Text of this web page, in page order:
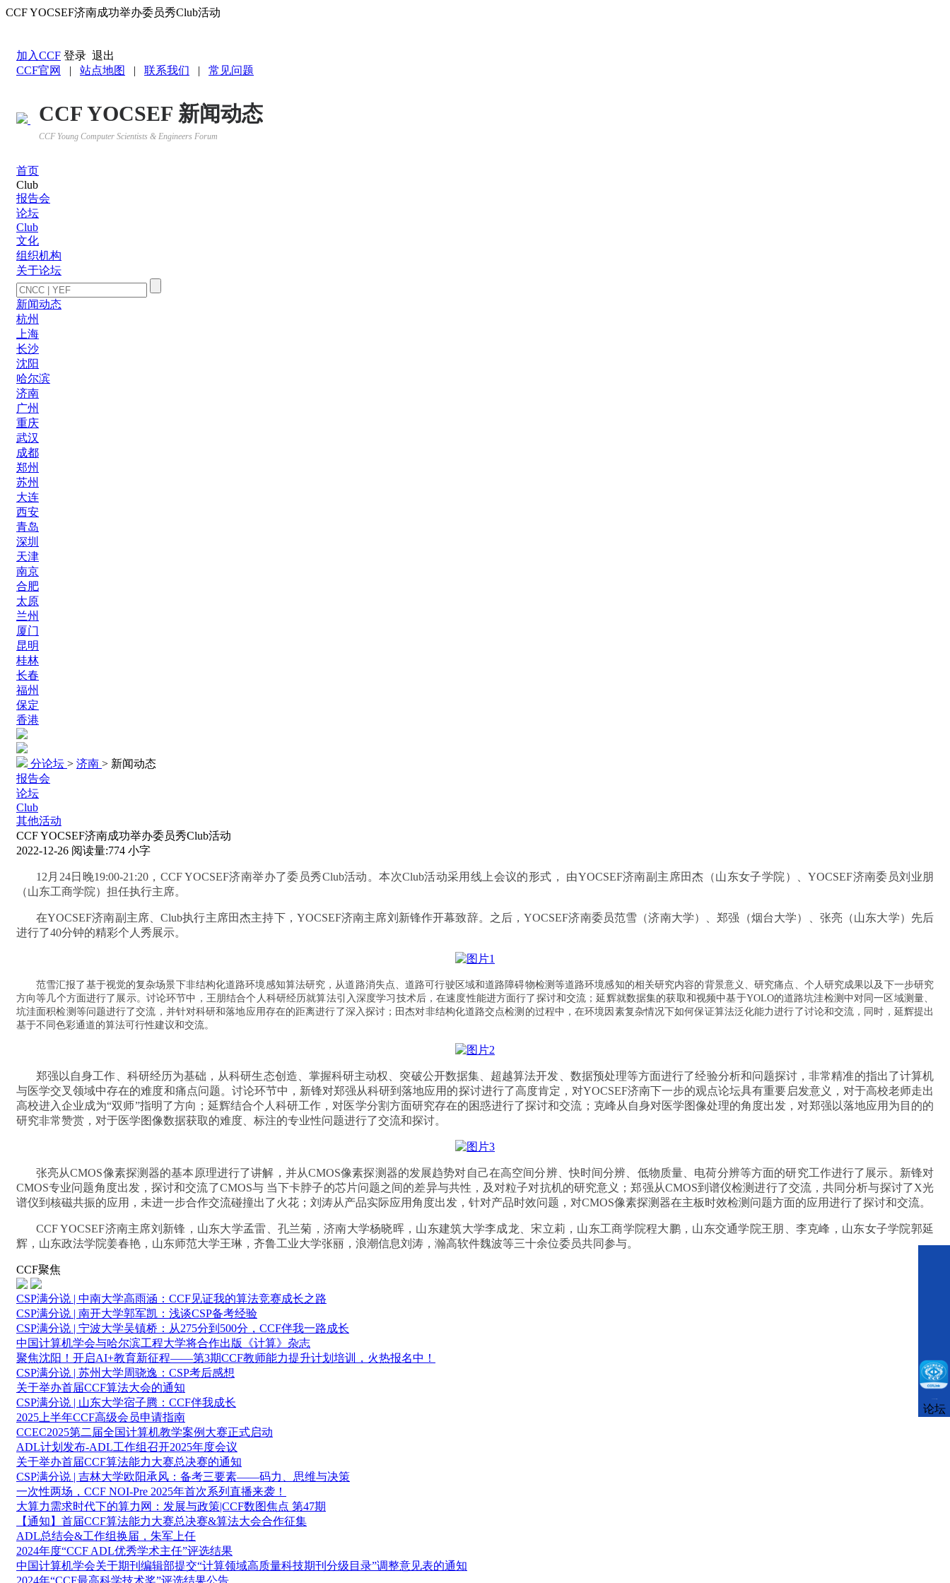
CCF YOCSEF济南成功举办委员秀Club活动
加入CCF 登录 退出
CCF官网
| 站点地图 | 联系我们 | 常见问题
CCF YOCSEF 新闻动态
CCF Young Computer Scientists & Engineers Forum
首页
Club
报告会
论坛
Club
文化
组织机构
关于论坛
新闻动态
杭州
上海
长沙
沈阳
哈尔滨
济南
广州
重庆
武汉
成都
郑州
苏州
大连
西安
青岛
深圳
天津
南京
合肥
太原
兰州
厦门
昆明
桂林
长春
福州
保定
香港
分论坛 > 济南 > 新闻动态
报告会
论坛
Club
其他活动
CCF YOCSEF济南成功举办委员秀Club活动
2022-12-26 阅读量:774 小字
12 月24日晚19:00-21:20，CCF YOCSEF济南举办了委员秀Club活动。本次Club活动采用线上会议的形式， 由YOCSEF济南副主席田杰（山东女子学院）、YOCSEF济南委员刘业朋
（山东工商学院）担任执行主席。
在YOCSEF济南副主席、Club执行主席田杰主持下，YOCSEF济南主席刘新锋作开幕致辞。之后，YOCSEF济南委员范雪（济南大学）、郑强（烟台大学）、张亮（山东大学）先后
进行了40分钟的精彩个人秀展示。
范雪汇报了基于视觉的复杂场景下非结构化道路环境感知算法研究，从道路消失点、道路可行驶区域和道路障碍物检测等道路环境感知的相关研究内容的背景意义、研究痛点、个人研究成果以及下一步研究
方向等几个方面进行了展示。讨论环节中，王朋结合个人科研经历就算法引入深度学习技术后，在速度性能进方面行了探讨和交流；延辉就数据集的获取和视频中基于YOLO的道路坑洼检测中对同一区域测量、
坑洼面积检测等问题进行了交流，并针对科研和落地应用存在的距离进行了深入探讨；田杰对非结构化道路交点检测的过程中，在环境因 素复杂情况下如何保证算法泛化能力进行了讨论和交流，同时，延辉提出
基于不同色彩通道的算法可行性建议和交流。
郑强以自身工作、科研经历为基础，从科研生态创造、掌握科研主动权、突破公开数据集、超越算法开发、数据预处理等方面进行了经验分析和问题探讨，非常精准的指出了计算机
与医学交叉领域中存在的难度和痛点问题。讨论环节中，新锋对郑强从科研到落地应用的探讨进行了高度肯定，对YOCSEF济南下一步的观点论坛具有重要启发意义，对于高校老师走出
高校进入企业成为“双师”指明了方向；延辉结合个人科研工作，对医学分割方面研究存在的困惑进行了探讨和交流；克峰从自身对医学图像处理的角度出发，对郑强以落地应用为目的的
研究非常赞赏，对于医学图像数据获取的难度、标注的专业性问题进行了交流和探讨。
张亮从CMOS像素探测器的基本原理进行了讲解，并从CMOS像素探测器的发展趋势对自己在高空间分辨、快时间分辨、低物质量、电荷分辨等方面的研究工作进行了展示。新锋对
CMOS专业问题角度出发，探讨和交流了CMOS与 当下卡脖子的芯片问题之间的差异与共性，及对粒子对抗机的研究意义；郑强从CMOS到谱仪检测进行了交流，共同分析与探讨了X光
谱仪到核磁共振的应用，未进一步合作交流碰撞出了火花；刘涛从产品实际应用角度出发，针对产品时效问题，对CMOS像素探测器在主板时效检测问题方面的应用进行了探讨和交流。
CCF YOCSEF济南主席刘新锋，山东大学孟雷、孔兰菊，济南大学杨晓晖，山东建筑大学李成龙、宋立莉，山东工商学院程大鹏，山东交通学院王朋、李克峰，山东女子学院郭延
辉，山东政法学院姜春艳，山东师范大学王琳，齐鲁工业大学张丽，浪潮信息刘涛，瀚高软件魏波等三十余位委员共同参与。
CCF聚焦
CSP满分说 | 中南大学高雨涵：CCF见证我的算法竞赛成长之路
CSP满分说 | 南开大学郭军凯：浅谈CSP备考经验
CSP满分说 | 宁波大学吴镇桥：从275分到500分，CCF伴我一路成长
中国计算机学会与哈尔滨工程大学将合作出版《计算》杂志
聚焦沈阳！开启AI+教育新征程——第3期CCF教师能力提升计划培训，火热报名中！
CSP满分说 | 苏州大学周骁逸：CSP考后感想
关于举办首届CCF算法大会的通知
CSP满分说 | 山东大学宿子腾：CCF伴我成长
2025上半年CCF高级会员申请指南
CCEC2025第二届全国计算机教学案例大赛正式启动
ADL计划发布-ADL工作组召开2025年度会议
关于举办首届CCF算法能力大赛总决赛的通知
CSP满分说 | 吉林大学欧阳承风：备考三要素——码力、思维与决策
一次性两场，CCF NOI-Pre 2025年首次系列直播来袭！
大算力需求时代下的算力网：发展与政策|CCF数图焦点 第47期
【通知】首届CCF算法能力大赛总决赛&算法大会合作征集
ADL总结会&工作组换届，朱军上任
2024年度“CCF ADL优秀学术主任”评选结果
中国计算机学会关于期刊编辑部提交“计算领域高质量科技期刊分级目录”调整意见表的通知
2024年“CCF最高科学技术奖”评选结果公告
论坛